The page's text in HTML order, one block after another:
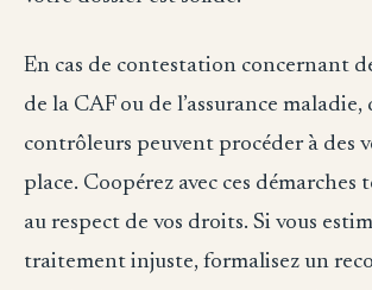
En cas de contestation concernant
de la CAF ou de l’assurance maladie,
contrôleurs peuvent procéder à des
place. Coopérez avec ces
au respect de vos droits. Si vous
traitement injuste, formalisez un